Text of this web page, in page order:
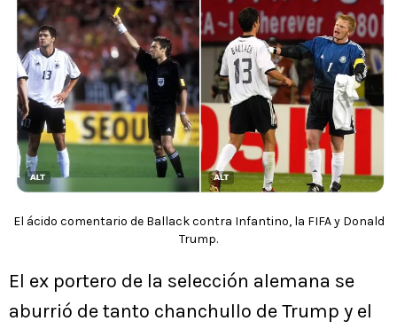
El ácido comentario de Ballack contra Infantino, la FIFA y Donald
Trump.
El ex portero de la selección alemana se
aburrió de tanto chanchullo de Trump y el